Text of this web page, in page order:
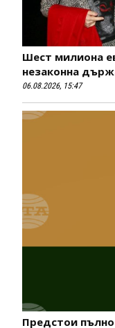
Шест милиона
незаконна
06.08.2026, 15:47
Предстои